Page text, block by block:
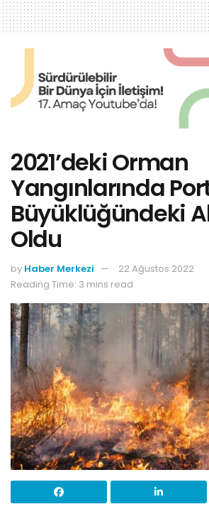
2021’deki Orman
Yangınlarında
Büyüklüğündeki
Oldu
by Haber Merkezi
22 Ağustos 2022
Reading Time: 3 mins read